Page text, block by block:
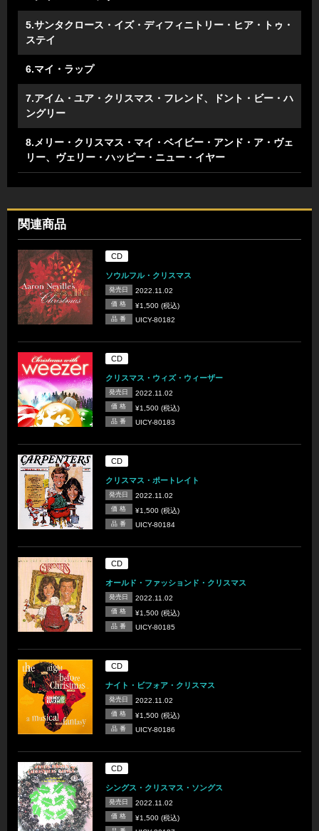
5.サンタクロース・イズ・ディフィニトリー・ヒア・トゥ・
ステイ
6.マイ・ラップ
7.アイム・ユア・クリスマス・フレンド、ドント・ビー・ハ
ングリー
8.メリー・クリスマス・マイ・ベイビー・アンド・ア・ヴェ
リー、ヴェリー・ハッピー・ニュー・イヤー
関連商品
CD
ソウルフル・クリスマス
発売日 2022.11.02
価 格 ¥1,500 (税込)
品 番 UICY-80182
CD
クリスマス・ウィズ・ウィーザー
発売日 2022.11.02
価 格 ¥1,500 (税込)
品 番 UICY-80183
CD
クリスマス・ポートレイト
発売日 2022.11.02
価 格 ¥1,500 (税込)
品 番 UICY-80184
CD
オールド・ファッションド・クリスマス
発売日 2022.11.02
価 格 ¥1,500 (税込)
品 番 UICY-80185
CD
ナイト・ビフォア・クリスマス
発売日 2022.11.02
価 格 ¥1,500 (税込)
品 番 UICY-80186
CD
シングス・クリスマス・ソングス
発売日 2022.11.02
価 格 ¥1,500 (税込)